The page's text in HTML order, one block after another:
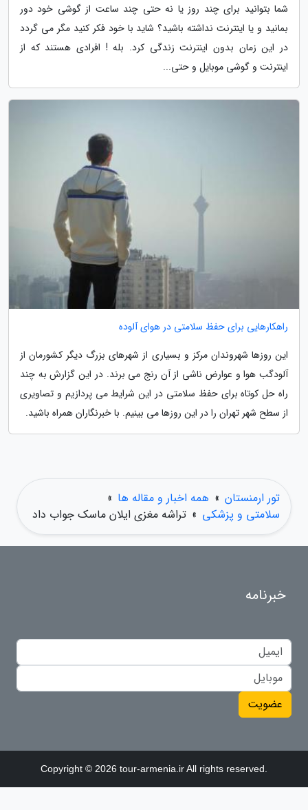
شما بتوانید برای چند روز یا نه حتی چند ساعت از گوشی خود دور
بمانید و یا اینترنت نداشته باشید؟ شاید با خود فکر کنید مگر می گردد
در این زمان بدون اینترنت زندگی کرد. بله ! افرادی هستند که از
اینترنت و گوشی موبایل و حتی...
راهکارهایی برای حفظ سلامتی در هوای آلوده
این روزها شهروندان مرکز و بسیاری از شهرهای بزرگ دیگر کشورمان از
آلودگب هوا و عوارض ناشی از آن رنج می برند. در این گزارش به چند
راه حل کوتاه برای حفظ سلامتی در این شرایط می پردازیم و تصاویری
از سطح شهر تهران را در این روزها می بینیم. با خبرنگاران همراه باشید.
تور ارمنستان » همه اخبار و مقاله ها »
سلامتی و پزشکی » تراشه مغزی ایلان ماسک جواب داد
خبرنامه
عضویت
Copyright © 2026 tour-armenia.ir All rights reserved.